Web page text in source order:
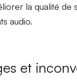
la qualité de
audio.
et